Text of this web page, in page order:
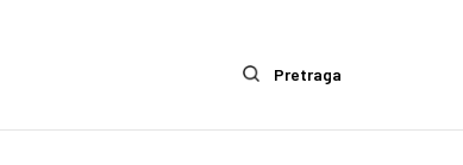
Pretraga